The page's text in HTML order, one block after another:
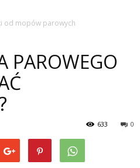
od mopów parowych
PAROWEGO
0
633